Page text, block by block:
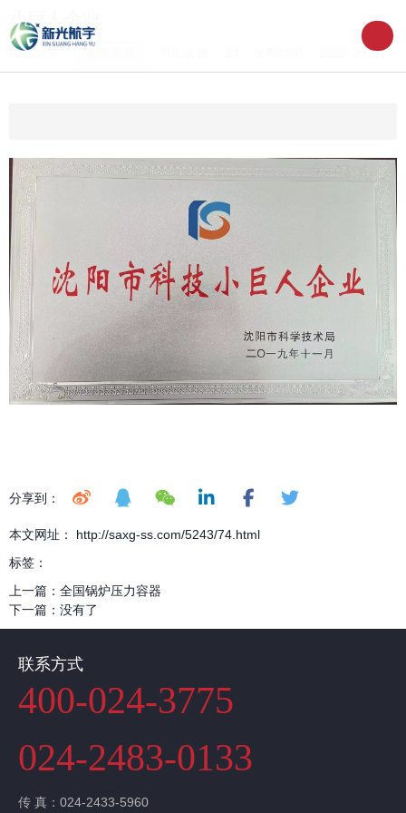
小巨人企业
所属分类： 发布时间： 2025-09-01
分享到：
本文网址： http://saxg-ss.com/5243/74.html
标签：
上一篇： 全国锅炉压力容器
下一篇： 没有了
联系方式
400-024-3775
024-2483-0133
传 真：024-2433-5960